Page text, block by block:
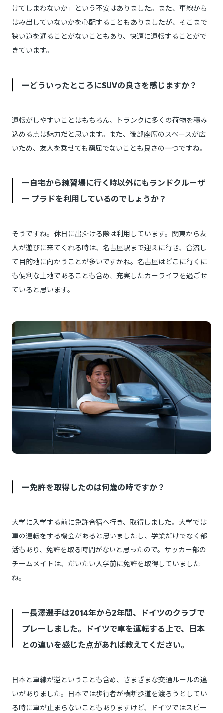
けてしまわないか」という不安はありました。また、車線から
はみ出していないかを心配することもありましたが、そこまで
狭い道を通ることがないこともあり、快適に運転することがで
きています。
ーどういったところにSUVの良さを感じますか？
運転がしやすいことはもちろん、トランクに多くの荷物を積み
込める点は魅力だと思います。また、後部座席のスペースが広
いため、友人を乗せても窮屈でないことも良さの一つですね。
ー自宅から練習場に行く時以外にもランドクルーザ
ー プラドを利用しているのでしょうか？
そうですね。休日に出掛ける際は利用しています。関東から友
人が遊びに来てくれる時は、名古屋駅まで迎えに行き、合流し
て目的地に向かうことが多いですかね。名古屋はどこに行くに
も便利な土地であることも含め、充実したカーライフを過ごせ
ていると思います。
ー免許を取得したのは何歳の時ですか？
大学に入学する前に免許合宿へ行き、取得しました。大学では
車の運転をする機会があると思いましたし、学業だけでなく部
活もあり、免許を取る時間がないと思ったので。サッカー部の
チームメイトは、だいたい入学前に免許を取得していました
ね。
ー長澤選手は2014年から2年間、ドイツのクラブで
プレーしました。ドイツで車を運転する上で、日本
との違いを感じた点があれば教えてください。
日本と車線が逆ということも含め、さまざまな交通ルールの違
いがありました。日本では歩行者が横断歩道を渡ろうとしてい
る時に車が止まらないこともありますけど、ドイツではスピー